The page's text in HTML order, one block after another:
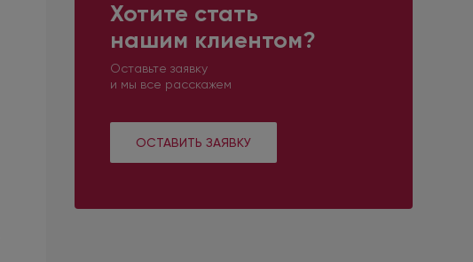
Хотите стать
нашим клиентом?
Оставьте заявку
и мы все расскажем
ОСТАВИТЬ ЗАЯВКУ